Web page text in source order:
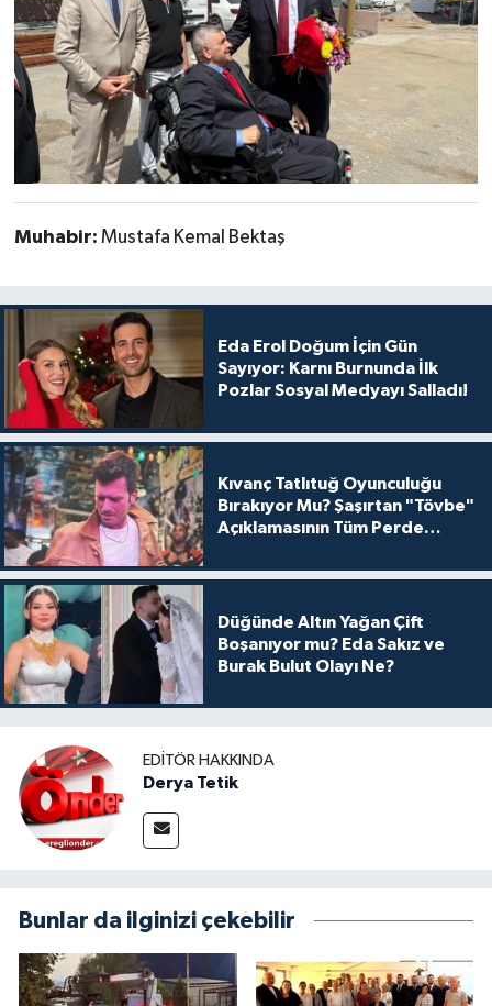
Muhabir: Mustafa Kemal Bektaş
Eda Erol Doğum İçin Gün
Sayıyor: Karnı Burnunda İlk
Pozlar Sosyal Medyayı Salladı!
Kıvanç Tatlıtuğ Oyunculuğu
Bırakıyor Mu? Şaşırtan "Tövbe"
Açıklamasının Tüm Perde
Düğünde Altın Yağan Çift
Boşanıyor mu? Eda Sakız ve
Burak Bulut Olayı Ne?
EDITÖR HAKKINDA
Derya Tetik
Bunlar da ilginizi çekebilir